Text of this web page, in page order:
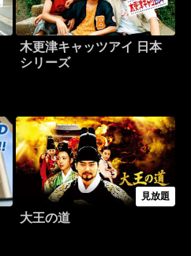
木更津キャッツアイ 日本
シリーズ
見放題
大王の道